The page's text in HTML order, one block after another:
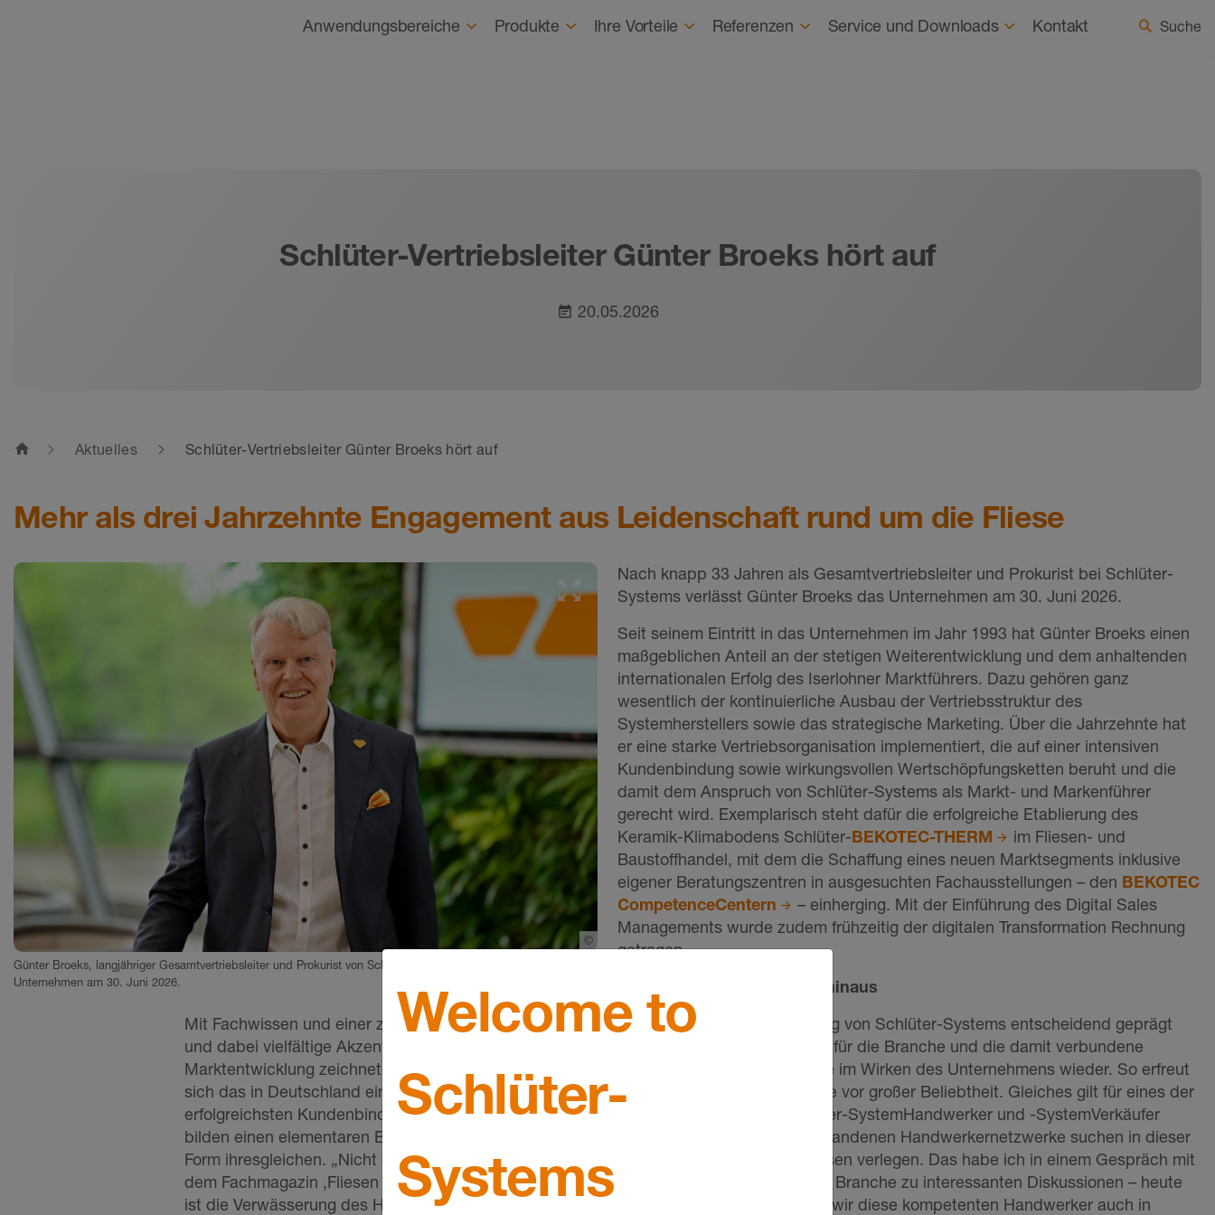
Beratung finden Karriere Karrierestart Über uns Nachhaltigkeit Aktuelles Land / Sprache wählen
Anwendungsbereiche Produkte Ihre Vorteile Referenzen Service und Downloads Kontakt Suche
Schlüter-Vertriebsleiter Günter Broeks hört auf
event_note 20.05.2026
home Aktuelles Schlüter-Vertriebsleiter Günter Broeks hört auf
Mehr als drei Jahrzehnte Engagement aus Leidenschaft rund um die Fliese
©
Schlueter-Systems
Günter Broeks, langjähriger Gesamtvertriebsleiter und Prokurist von Schlüter-Systems, verlässt das
Unternehmen am 30. Juni 2026.
Nach knapp 33 Jahren als Gesamtvertriebsleiter und Prokurist bei Schlüter-
Systems verlässt Günter Broeks das Unternehmen am 30. Juni 2026.
Seit seinem Eintritt in das Unternehmen im Jahr 1993 hat Günter Broeks einen
maßgeblichen Anteil an der stetigen Weiterentwicklung und dem anhaltenden
internationalen Erfolg des Iserlohner Marktführers. Dazu gehören ganz
wesentlich der kontinuierliche Ausbau der Vertriebsstruktur des
Systemherstellers sowie das strategische Marketing. Über die Jahrzehnte hat
er eine starke Vertriebsorganisation implementiert, die auf einer intensiven
Kundenbindung sowie wirkungsvollen Wertschöpfungsketten beruht und die
damit dem Anspruch von Schlüter-Systems als Markt- und Markenführer
gerecht wird. Exemplarisch steht dafür die erfolgreiche Etablierung des
Keramik-Klimabodens Schlüter-BEKOTEC-THERM
im Fliesen- und
Baustoffhandel, mit dem die Schaffung eines neuen Marktsegments inklusive
eigener Beratungszentren in ausgesuchten Fachausstellungen – den BEKOTEC
CompetenceCentern
– einherging. Mit der Einführung des Digital Sales
Managements wurde zudem frühzeitig der digitalen Transformation Rechnung
getragen.
Akzente über Deutschland hinaus
Mit Fachwissen und einer zukunftsorientierten Blickweise hat er Erfolg und Wahrnehmung von Schlüter-Systems entscheidend geprägt
und dabei vielfältige Akzente gesetzt – auch international. Besonders sein gutes Gespür für die Branche und die damit verbundene
Marktentwicklung zeichneten sein strategisches Marketing aus und finden sich bis heute im Wirken des Unternehmens wieder. So erfreut
sich das in Deutschland eingeführte Konditionssystem auch länderübergreifend nach wie vor großer Beliebtheit. Gleiches gilt für eines der
erfolgreichsten Kundenbindungskonzepte in der Branche. Die Ausbildungen zum Schlüter-SystemHandwerker und -SystemVerkäufer
bilden einen elementaren Baustein im Kundenbeziehungsmanagement. Die daraus entstandenen Handwerkernetzwerke suchen in dieser
Form ihresgleichen. „Nicht die Fliesenleger sind unsere Zielgruppe, sondern die, die Fliesen verlegen. Das habe ich in einem Gespräch mit
dem Fachmagazin ‚Fliesen + Platten‘ bereits 1994 thematisiert. Damals führte das in der Branche zu interessanten Diskussionen – heute
ist die Verwässerung des Handwerks kein Thema mehr. Und damals wie heute möchten wir diese kompetenten Handwerker auch in
Welcome to
Schlüter-
Systems